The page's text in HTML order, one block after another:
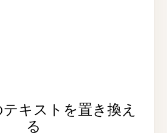
キストを置き換え
る